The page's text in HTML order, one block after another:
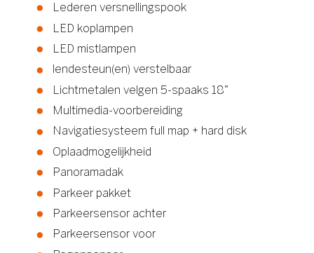
Lederen versnellingspook
LED koplampen
LED mistlampen
lendesteun(en) verstelbaar
Lichtmetalen velgen 5-spaaks 18"
Multimedia-voorbereiding
Navigatiesysteem full map + hard disk
Oplaadmogelijkheid
Panoramadak
Parkeer pakket
Parkeersensor achter
Parkeersensor voor